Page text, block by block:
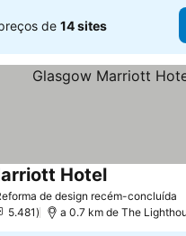
de 14 sites
de design recém-concluída
Hotel
5.481 a 0.7 km de The